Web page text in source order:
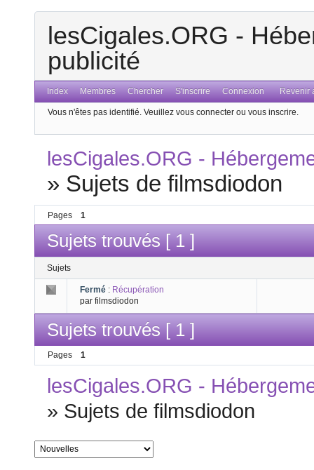
lesCigales.ORG -
publicité
Index Membres Chercher S'inscrire Connexion Revenir
Vous n'êtes pas identifié. Veuillez vous connecter ou vous inscrire.
lesCigales.ORG -
» Sujets de filmsdiodon
Pages 1
Sujets trouvés [ 1 ]
Sujets
Fermé : Récupération
par filmsdiodon
Sujets trouvés [ 1 ]
Pages 1
lesCigales.ORG -
» Sujets de filmsdiodon